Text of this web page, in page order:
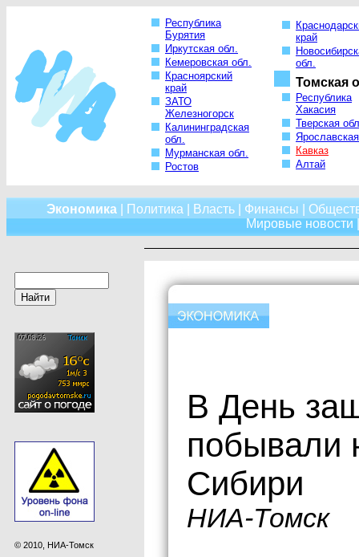
Республика
Бурятия
Иркутская обл.
Кемеровская обл.
Красноярский
край
ЗАТО
Железногорск
Калининградская
обл.
Мурманская обл.
Ростов
край
обл.
Томская
Республика
Хакасия
Тверская
Кавказ
Алтай
Экономика| Политика Власть| Финансы
Мировые новости
© 2010, НИА-Томск
В День
побывали
Сибири
НИА-Томск